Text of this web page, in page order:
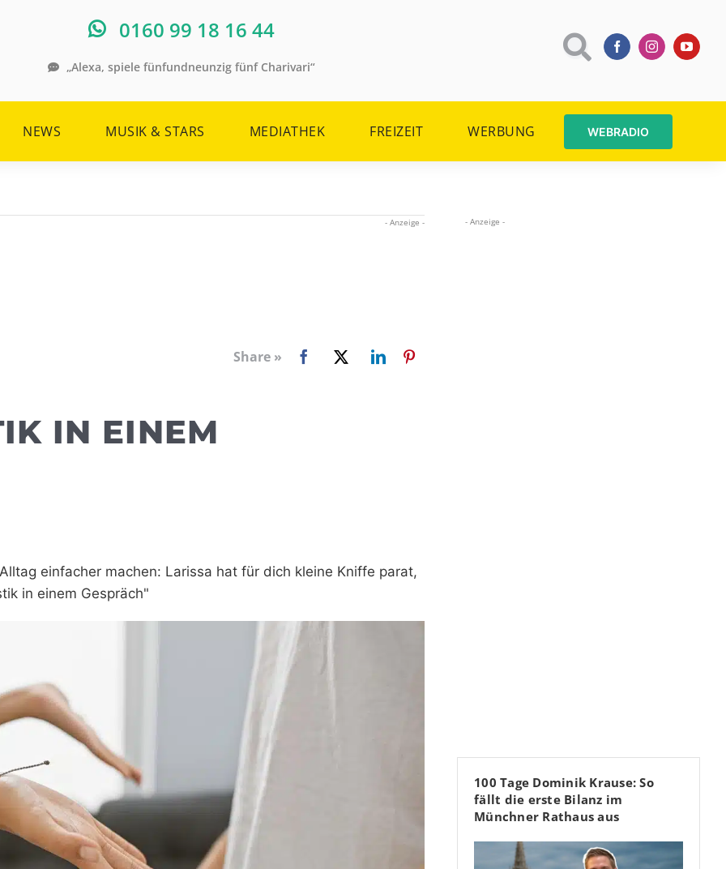
0160 99 18 16 44
„Alexa, spiele fünfundneunzig fünf Charivari“
NEWS MUSIK & STARS MEDIATHEK FREIZEIT WERBUNG WEBRADIO
- Anzeige -
Share »
IN EINEM
einfacher machen: Larissa hat für dich kleine Kniffe parat,
in einem Gespräch"
- Anzeige -
100 Tage Dominik Krause: So
fällt die erste Bilanz im
Münchner Rathaus aus